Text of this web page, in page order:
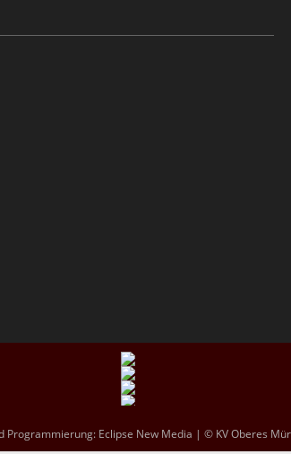
Programmierung: Eclipse New Media | © KV Oberes